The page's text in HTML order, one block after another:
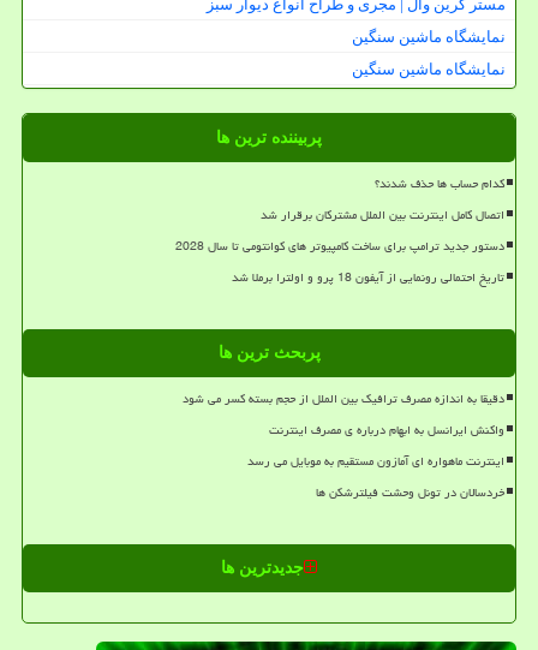
مستر گرین وال | مجری و طراح انواع دیوار سبز
نمایشگاه ماشین سنگین
نمایشگاه ماشین سنگین
پربیننده ترین ها
کدام حساب ها حذف شدند؟
اتصال کامل اینترنت بین الملل مشترکان برقرار شد
دستور جدید ترامپ برای ساخت کامپیوتر های کوانتومی تا سال 2028
تاریخ احتمالی رونمایی از آیفون 18 پرو و اولترا برملا شد
پربحث ترین ها
دقیقا به اندازه مصرف ترافیک بین الملل از حجم بسته کسر می شود
واکنش ایرانسل به ابهام درباره ی مصرف اینترنت
اینترنت ماهواره ای آمازون مستقیم به موبایل می رسد
خردسالان در تونل وحشت فیلترشکن ها
جدیدترین ها